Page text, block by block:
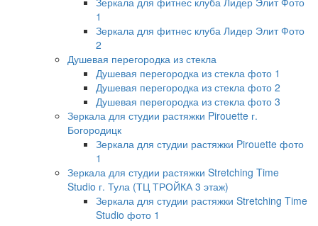
1
Зеркала для фитнес клуба Лидер Элит Фото
2
Душевая перегородка из стекла
Душевая перегородка из стекла фото 1
Душевая перегородка из стекла фото 2
Душевая перегородка из стекла фото 3
Зеркала для студии растяжки Pirouette г.
Богородицк
Зеркала для студии растяжки Pirouette фото
1
Зеркала для студии растяжки Stretching Time
Studio г. Тула (ТЦ ТРОЙКА 3 этаж)
Зеркала для студии растяжки Stretching Time
Studio фото 1